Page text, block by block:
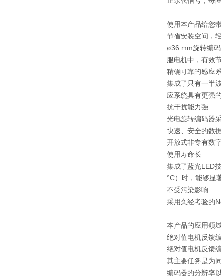
使用本产品给您
节省安装空间，
ø36 mm旋转编
服电机中，有效
精确可靠的感应
集成了只有一半
应系统具有更强
抗干扰能力强
光电旋转编码器
快速、安全的数
开放式非专有数
使用寿命长
集成了蓝光LED
°C）时，能够显
不受污染影响
采用久经考验的
本产品的应用领
绝对值电机反馈
绝对值电机反馈
其主要任务是为
编码器的分辨率